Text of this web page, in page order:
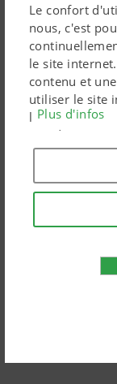
Le confort
nous, c'est
le site
contenu et
utiliser le site
l'utilisation de
Vos données
produits
donnez votre
accepter ».
paramétrage
cocher
Plus d'infos
NOVACAT